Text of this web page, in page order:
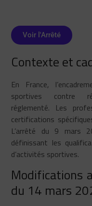
Voir l'Arrêté
Contexte et
En France,
sportives contre
réglementé. Les
certifications
L’arrêté du 9 mars
définissant les
d’activités sportives.
Modifications
du 14 mars